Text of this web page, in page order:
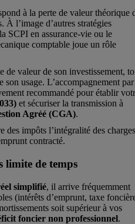
à la perte de valeur théorique
À l’image d’autres stratégies
SCPI en assurance-vie ou le
comptable joue un rôle
de valeur de son investissement,
son usage. L’accompagnement par
recommandé pour établir
et sécuriser la transmission à
Agréé (CGA).
des impôts l’intégralité des
contracté.
limite de temps
simplifié, il arrive fréquemment
(intérêts d’emprunt, taxe
soit supérieur à vos
foncier non professionnel.